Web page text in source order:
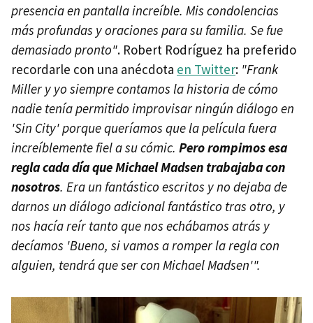
presencia en pantalla increíble. Mis condolencias
más profundas y oraciones para su familia. Se fue
demasiado pronto". Robert Rodríguez ha preferido
recordarle con una anécdota en Twitter: "Frank
Miller y yo siempre contamos la historia de cómo
nadie tenía permitido improvisar ningún diálogo en
'Sin City' porque queríamos que la película fuera
increíblemente fiel a su cómic. Pero rompimos esa
regla cada día que Michael Madsen trabajaba con
nosotros. Era un fantástico escritos y no dejaba de
darnos un diálogo adicional fantástico tras otro, y
nos hacía reír tanto que nos echábamos atrás y
decíamos 'Bueno, si vamos a romper la regla con
alguien, tendrá que ser con Michael Madsen'".